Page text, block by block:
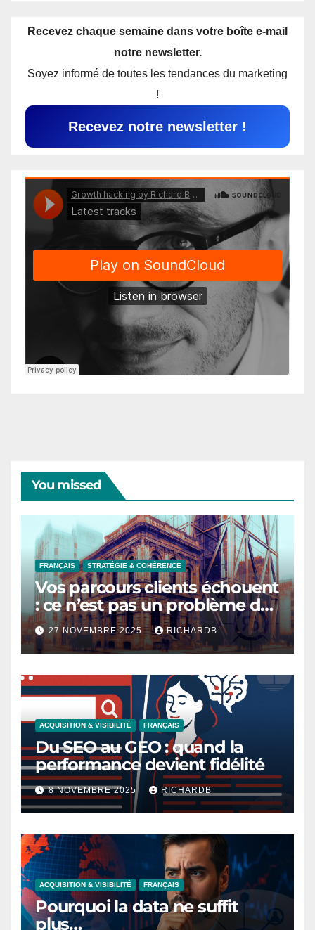
Recevez chaque semaine dans votre boîte e-mail
notre newsletter.
Soyez informé de toutes les tendances du marketing
!
Recevez notre newsletter !
You missed
FRANÇAIS STRATÉGIE & COHÉRENCE
Vos parcours clients échouent
: ce n’est pas un problème de
design, c’est un problème de
temps
27 NOVEMBRE 2025 RICHARDB
ACQUISITION & VISIBILITÉ FRANÇAIS
Du SEO au GEO : quand la
performance devient fidélité
8 NOVEMBRE 2025 RICHARDB
ACQUISITION & VISIBILITÉ FRANÇAIS
Pourquoi la data ne suffit
plus…